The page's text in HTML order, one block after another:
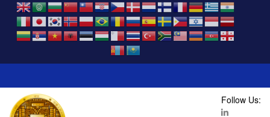
Follow Us: